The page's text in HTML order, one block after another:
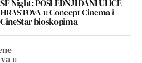
SF Night: POSLEDNJI DANI ULICE
HRASTOVA u Concept Cinema i
CineStar bioskopima